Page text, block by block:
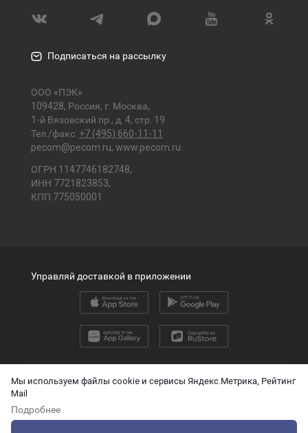
Мы используем файлы cookie и сервисы Яндекс.Метрика, Рейтинг
Mail
Подробнее
Подписаться на рассылку
ООО «ПЭК»
109428, Россия, г. Москва,
1-й Вязовский пр., д. 4, стр. 19
Тел./факс: +7 (495) 660-11-11
pecom@pecom.ru, www.pecom.ru
ОГРН 1147746182748,
ИНН 7721823853,
КПП 775050001
2026 © ООО «ПЭК»
О защите персональных данных
Управляй доставкой в приложении